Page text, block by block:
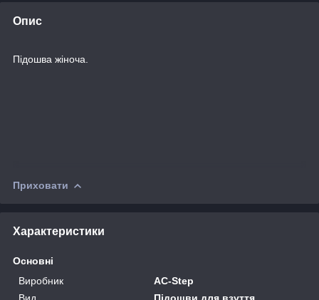
Опис
Підошва жіноча.
Приховати
Характеристики
Основні
Виробник
AC-Step
Вид
Підошви для взуття